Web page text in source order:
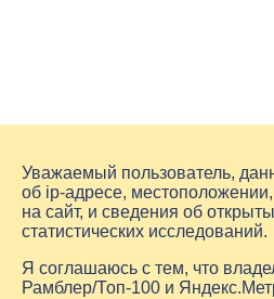
Уважаемый пользователь,
об ip-адресе,
на сайт, и сведения об
статистических исследований.
Я соглашаюсь с тем, что
Рамблер/Топ-100 и